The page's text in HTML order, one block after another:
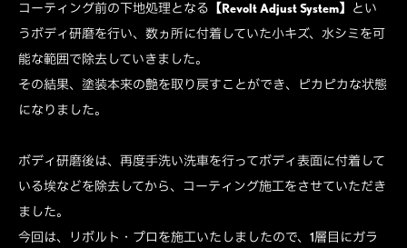
コーティング前の下地処理となる 【Revolt Adjust System】
とい
うボディ研磨を行い、数ヵ所に付着していた小キズ、水シミを可
能な範囲で除去していきました。
その結果、塗装本来の艶を取り戻すことができ、ピカピカな状態
になりました。
ボディ研磨後は、再度手洗い洗車を行ってボディ表面に付着して
いる埃などを除去してから、コーティング施工をさせていただき
ました。
今回は、リボルト・プロを施工いたしましたので、1層目にガラ